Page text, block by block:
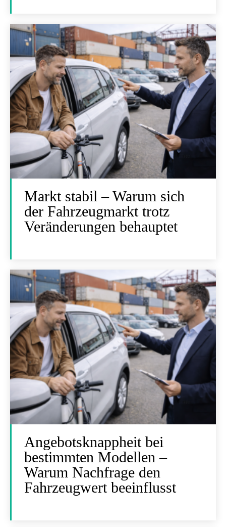
Markt stabil – Warum sich
der Fahrzeugmarkt trotz
Veränderungen behauptet
Angebotsknappheit bei
bestimmten Modellen –
Warum Nachfrage den
Fahrzeugwert beeinflusst